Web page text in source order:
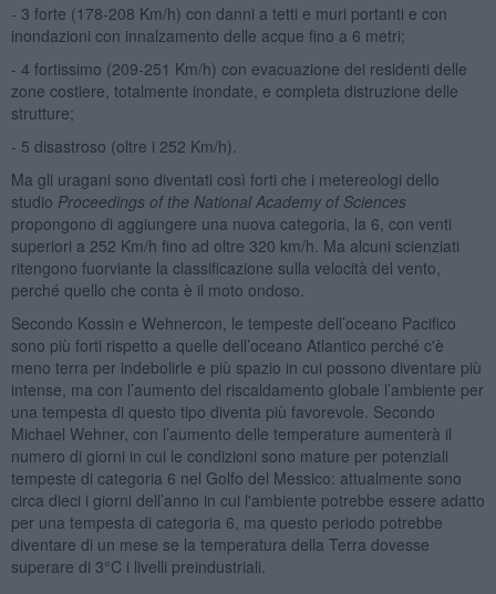
- 3 forte (178-208 Km/h) con danni a tetti e muri portanti e con
inondazioni con innalzamento delle acque fino a 6 metri;
- 4 fortissimo (209-251 Km/h) con evacuazione dei residenti delle
zone costiere, totalmente inondate, e completa distruzione delle
strutture;
- 5 disastroso (oltre i 252 Km/h).
Ma gli uragani sono diventati così forti che i metereologi dello
studio Proceedings of the National Academy of Sciences
propongono di aggiungere una nuova categoria, la 6, con venti
superiori a 252 Km/h fino ad oltre 320 km/h. Ma alcuni scienziati
ritengono fuorviante la classificazione sulla velocità del vento,
perché quello che conta è il moto ondoso.
Secondo Kossin e Wehnercon, le tempeste dell’oceano Pacifico
sono più forti rispetto a quelle dell’oceano Atlantico perché c'è
meno terra per indebolirle e più spazio in cui possono diventare più
intense, ma con l’aumento del riscaldamento globale l’ambiente per
una tempesta di questo tipo diventa più favorevole. Secondo
Michael Wehner, con l’aumento delle temperature aumenterà il
numero di giorni in cui le condizioni sono mature per potenziali
tempeste di categoria 6 nel Golfo del Messico: attualmente sono
circa dieci i giorni dell’anno in cui l'ambiente potrebbe essere adatto
per una tempesta di categoria 6, ma questo periodo potrebbe
diventare di un mese se la temperatura della Terra dovesse
superare di 3°C i livelli preindustriali.